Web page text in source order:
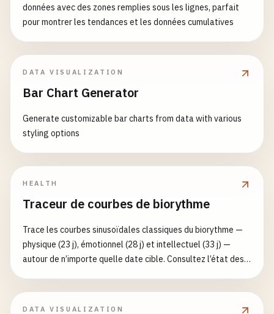
données avec des zones remplies sous les lignes, parfait
pour montrer les tendances et les données cumulatives
DATA VISUALIZATION
Bar Chart Generator
Generate customizable bar charts from data with various
styling options
HEALTH
Traceur de courbes de biorythme
Trace les courbes sinusoïdales classiques du biorythme —
physique (23 j), émotionnel (28 j) et intellectuel (33 j) —
autour de n’importe quelle date cible. Consultez l’état des
DATA VISUALIZATION